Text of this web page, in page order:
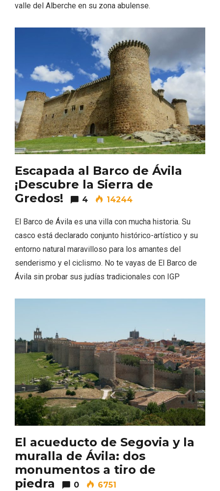
valle del Alberche en su zona abulense.
Escapada al Barco de Ávila
¡Descubre la Sierra de
Gredos!
4 14244
El Barco de Ávila es una villa con mucha historia. Su
casco está declarado conjunto histórico-artístico y su
entorno natural maravilloso para los amantes del
senderismo y el ciclismo. No te vayas de El Barco de
Ávila sin probar sus judías tradicionales con IGP
El acueducto de Segovia y la
muralla de Ávila: dos
monumentos a tiro de
piedra
0 6751
Cigales inaugura la musealización de los
arcos de la Iglesia de Santiago Apóstol